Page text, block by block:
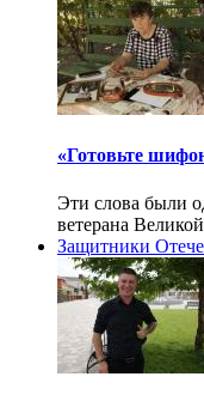
«Готовьте
Эти слова были
ветерана
Защитники